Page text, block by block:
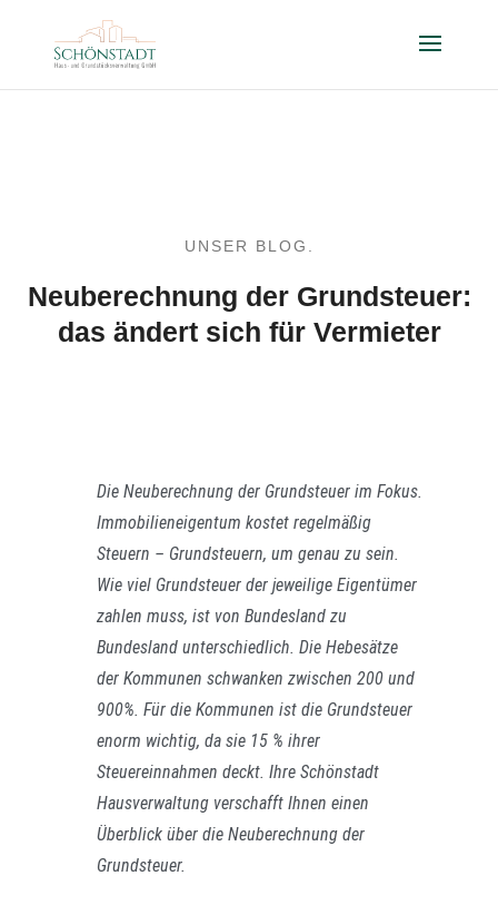
UNSER BLOG.
Neuberechnung der Grundsteuer:
das ändert sich für Vermieter
Die Neuberechnung der Grundsteuer im Fokus.
Immobilieneigentum kostet regelmäßig
Steuern – Grundsteuern, um genau zu sein.
Wie viel Grundsteuer der jeweilige Eigentümer
zahlen muss, ist von Bundesland zu
Bundesland unterschiedlich. Die Hebesätze
der Kommunen schwanken zwischen 200 und
900%. Für die Kommunen ist die Grundsteuer
enorm wichtig, da sie 15 % ihrer
Steuereinnahmen deckt. Ihre Schönstadt
Hausverwaltung verschafft Ihnen einen
Überblick über die Neuberechnung der
Grundsteuer.